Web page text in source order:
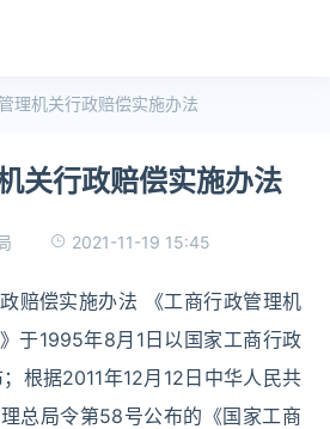
理机关行政赔偿实施办法
关行政赔偿实施办法
2021-11-19 15:45
赔偿实施办法 《工商行政管理机
于1995年8月1日以国家工商行政
根据2011年12月12日中华人民共
总局令第58号公布的《国家工商